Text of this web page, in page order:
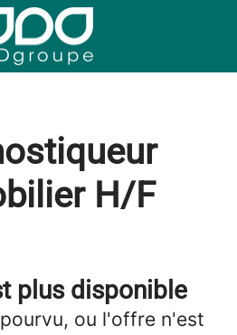
H/F
plus disponible
ou l'offre n'est